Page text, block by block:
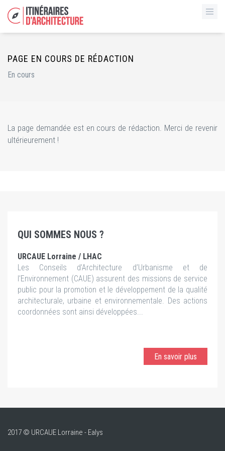
PAGE EN COURS DE RÉDACTION
En cours
La page demandée est en cours de rédaction. Merci de revenir
ultérieurement !
QUI SOMMES NOUS ?
URCAUE Lorraine / LHAC
Les Conseils d’Architecture d’Urbanisme et de
l’Environnement (CAUE) assurent des missions de service
public pour la promotion et le développement de la qualité
architecturale, urbaine et environnementale. Des actions
coordonnées sont ainsi développées...
En savoir plus
2017 © URCAUE Lorraine - Ealys